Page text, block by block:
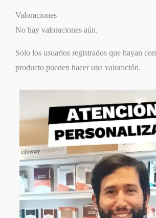
Valoraciones
No hay valoraciones aún.
Solo los usuarios registrados que hayan
producto pueden hacer una valoración.